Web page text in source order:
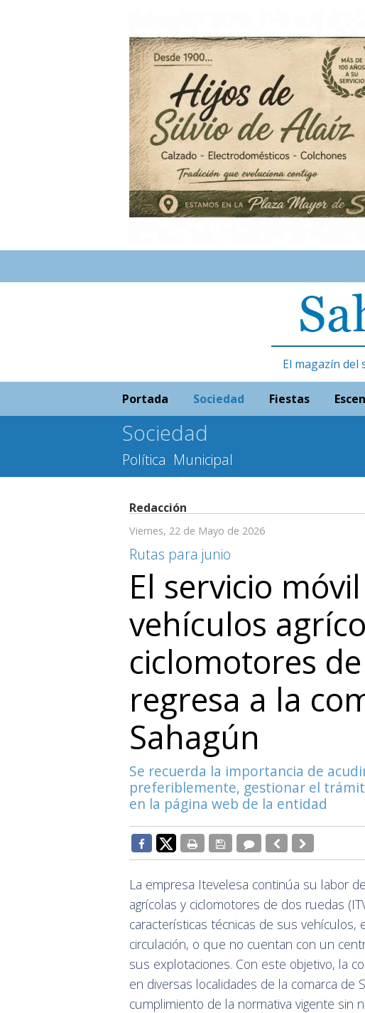
El magazín del
Portada Sociedad Fiestas
Sociedad
Política Municipal
Redacción
Viernes, 22 de Mayo de 2026
Rutas para junio
El servicio
vehículos
ciclomotores
regresa a la
Sahagún
Se recuerda la importancia de
preferiblemente, gestionar el
en la página web de la entidad
La empresa Itevelesa continúa su labor
agrícolas y ciclomotores de dos ruedas
características técnicas de sus vehículos,
circulación, o que no cuentan con un
sus explotaciones. Con este objetivo, la
en diversas localidades de la comarca de
cumplimiento de la normativa vigente sin